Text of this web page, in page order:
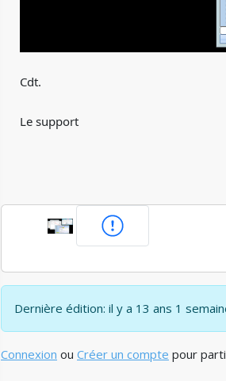
Cdt.
Le support
Dernière édition: il y a 13 ans 1
Connexion ou Créer un compte pour